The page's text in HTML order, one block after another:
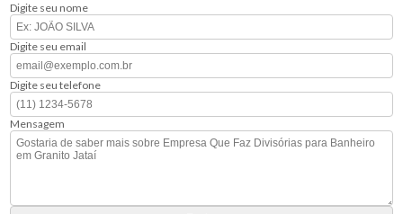
Digite seu nome
Digite seu email
Digite seu telefone
Mensagem